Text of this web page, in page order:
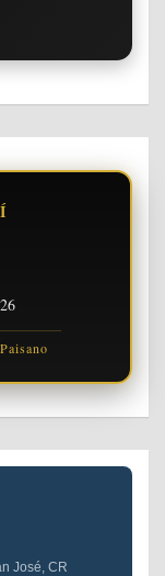
José, CR